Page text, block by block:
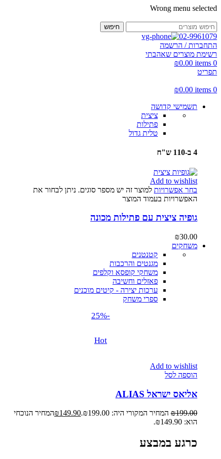
Wrong menu selected
חיפוש
02-9961079
התחברות / הרשמה
רשימת מוצרים שאהבתי
0
items
₪0.00
תפריט
0
items
₪0.00
תשמישי קדושה
ציצית
פתילות
טלית גדול
4 ב-110 ש"ח
Add to wishlist
בחר אפשרויות למוצר זה יש מספר סוגים. ניתן לבחור את
האפשרויות בעמוד המוצר
גופיה ציצית עם פתילות מכונה
₪30.00
משחקים
קטנטנים
מגנטים והרכבות
משחקי קופסא וקלפים
פאזלים וחשיבה
ערכות יצירה - קיטים מוכנים
ספרי משחק
-25%
Hot
Add to wishlist
הוספה לסל
אליאס ישראל ALIAS
₪199.00 המחיר המקורי היה: ₪199.00. ₪149.90
המחיר הנוכחי
הוא: ₪149.90.
כרגע במבצע